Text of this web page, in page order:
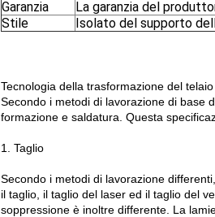
Garanzia
La garanzia del
Stile
Isolato del supporto
Tecnologia della trasformazione del
Secondo i metodi di lavorazione di base
formazione e saldatura. Questa
1. Taglio
Secondo i metodi di lavorazione
il taglio, il taglio del laser ed il taglio del
soppressione è inoltre differente. La